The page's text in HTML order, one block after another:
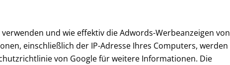
und wie effektiv die Adwords-Werbeanzeigen von
einschließlich der IP-Adresse Ihres Computers, werden
von Google für weitere Informationen. Die